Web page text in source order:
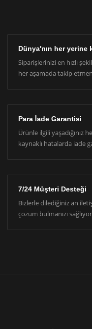
Dünya'nın her yerine
Siparişlerinizi en hızlı
her aşamada takip
Para İade Garantisi
Ürünle ilgili yaşadığınız
kaynaklı hatalarda iade
7/24 Müşteri Desteği
Bizlerle dilediğiniz an
çözüm bulmanızı